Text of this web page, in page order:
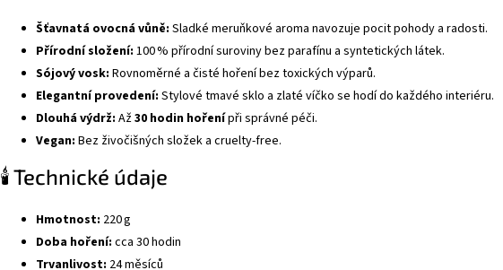
Šťavnatá ovocná vůně: Sladké meruňkové aroma navozuje pocit pohody a radosti.
Přírodní složení: 100 % přírodní suroviny bez parafínu a syntetických látek.
Sójový vosk: Rovnoměrné a čisté hoření bez toxických výparů.
Elegantní provedení: Stylové tmavé sklo a zlaté víčko se hodí do každého interiéru.
Dlouhá výdrž: Až30 hodin hořenípři správné péči.
Vegan: Bez živočišných složek a cruelty-free.
🕯️ Technické údaje
Hmotnost: 220 g
Doba hoření: cca 30 hodin
Trvanlivost: 24 měsíců